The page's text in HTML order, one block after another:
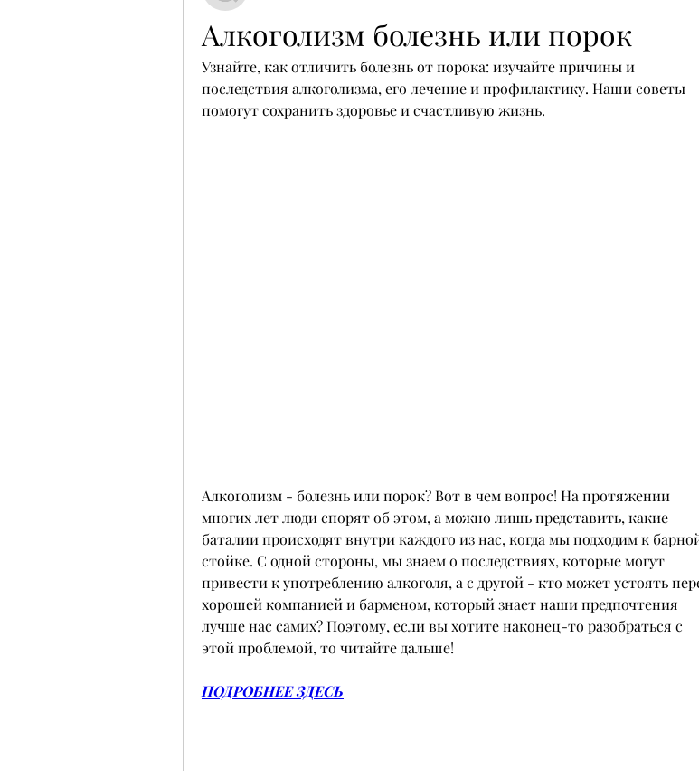
Алкоголизм болезнь или порок
Узнайте, как отличить болезнь от порока: изучайте причины и
последствия алкоголизма, его лечение и профилактику. Наши советы
помогут сохранить здоровье и счастливую жизнь.
Алкоголизм - болезнь или порок? Вот в чем вопрос! На протяжении
многих лет люди спорят об этом, а можно лишь представить, какие
баталии происходят внутри каждого из нас, когда мы подходим к
стойке. С одной стороны, мы знаем о последствиях, которые могут
привести к употреблению алкоголя, а с другой - кто может устоять
хорошей компанией и барменом, который знает наши предпочтения
лучше нас самих? Поэтому, если вы хотите наконец-то разобраться с
этой проблемой, то читайте дальше!
ПОДРОБНЕЕ ЗДЕСЬ